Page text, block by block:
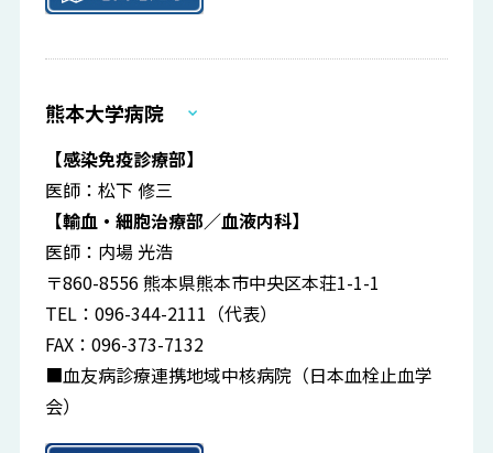
熊本大学病院
【感染免疫診療部】
医師：松下 修三
【輸血・細胞治療部／血液内科】
医師：内場 光浩
〒860-8556 熊本県熊本市中央区本荘1-1-1
TEL：096-344-2111（代表）
FAX：096-373-7132
■血友病診療連携地域中核病院（日本血栓止血学
会）